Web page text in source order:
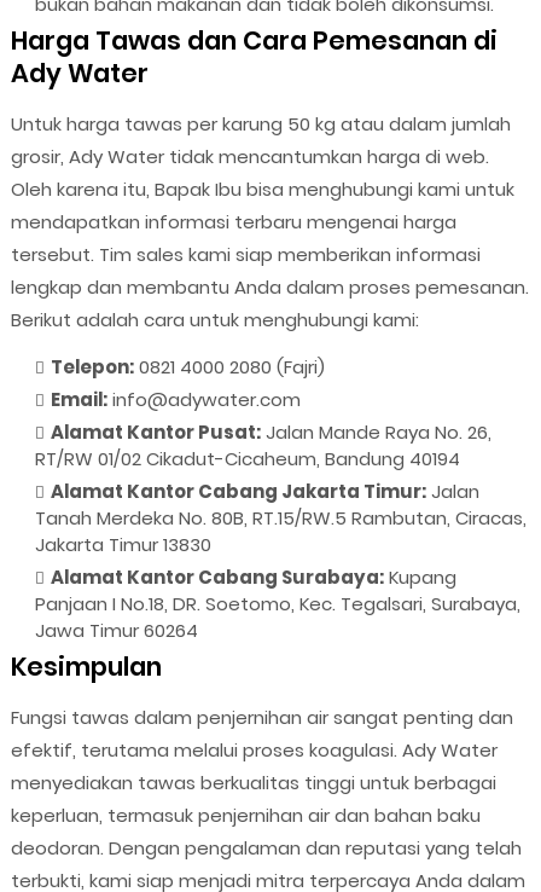
Harga Tawas dan Cara Pemesanan di
Ady Water
Untuk harga tawas per karung 50 kg atau dalam jumlah
grosir, Ady Water tidak mencantumkan harga di web.
Oleh karena itu, Bapak Ibu bisa menghubungi kami untuk
mendapatkan informasi terbaru mengenai harga
tersebut. Tim sales kami siap memberikan informasi
lengkap dan membantu Anda dalam proses pemesanan.
Berikut adalah cara untuk menghubungi kami:
Telepon:0821 4000 2080 (Fajri)
Email:info@adywater.com
Alamat Kantor Pusat:Jalan Mande Raya No. 26,
RT/RW 01/02 Cikadut-Cicaheum, Bandung 40194
Alamat Kantor Cabang Jakarta Timur:Jalan
Tanah Merdeka No. 80B, RT.15/RW.5 Rambutan, Ciracas,
Jakarta Timur 13830
Alamat Kantor Cabang Surabaya:Kupang
Panjaan I No.18, DR. Soetomo, Kec. Tegalsari, Surabaya,
Jawa Timur 60264
Kesimpulan
Fungsi tawas dalam penjernihan air sangat penting dan
efektif, terutama melalui proses koagulasi. Ady Water
menyediakan tawas berkualitas tinggi untuk berbagai
keperluan, termasuk penjernihan air dan bahan baku
deodoran. Dengan pengalaman dan reputasi yang telah
terbukti, kami siap menjadi mitra terpercaya Anda dalam